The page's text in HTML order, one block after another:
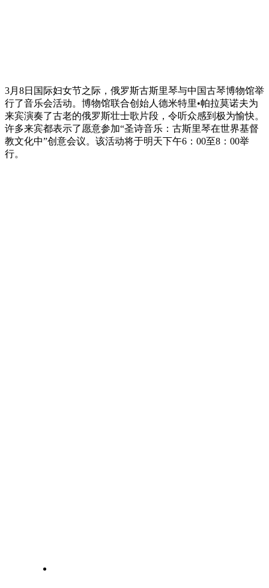
3月8日国际妇女节之际，俄罗斯古斯里琴与中国古琴博物馆举
行了音乐会活动。博物馆联合创始人德米特里•帕拉莫诺夫为
来宾演奏了古老的俄罗斯壮士歌片段，令听众感到极为愉快。
许多来宾都表示了愿意参加“圣诗音乐：古斯里琴在世界基督
教文化中”创意会议。该活动将于明天下午6：00至8：00举
行。